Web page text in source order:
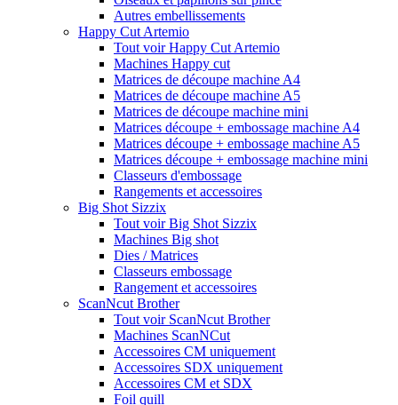
Autres embellissements
Happy Cut Artemio
Tout voir Happy Cut Artemio
Machines Happy cut
Matrices de découpe machine A4
Matrices de découpe machine A5
Matrices de découpe machine mini
Matrices découpe + embossage machine A4
Matrices découpe + embossage machine A5
Matrices découpe + embossage machine mini
Classeurs d'embossage
Rangements et accessoires
Big Shot Sizzix
Tout voir Big Shot Sizzix
Machines Big shot
Dies / Matrices
Classeurs embossage
Rangement et accessoires
ScanNcut Brother
Tout voir ScanNcut Brother
Machines ScanNCut
Accessoires CM uniquement
Accessoires SDX uniquement
Accessoires CM et SDX
Foil quill